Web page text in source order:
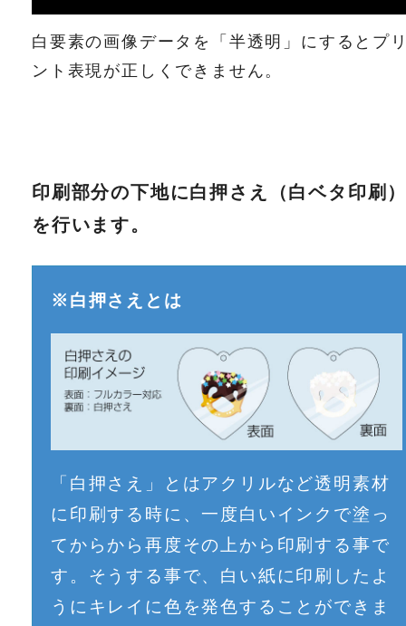
白要素の画像データを「半透明」にするとプ
ント表現が正しくできません。
印刷部分の下地に白押さえ（白ベタ印刷
を行います。
※白押さえとは
「白押さえ」とはアクリルなど透明素材
に印刷する時に、一度白いインクで塗っ
てからから再度その上から印刷する事で
す。そうする事で、白い紙に印刷したよ
うにキレイに色を発色することができま